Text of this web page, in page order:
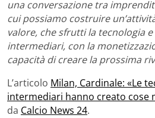
una conversazione tra
cui possiamo costruire
valore, che sfrutti la tecnologia e
intermediari, con la
capacità di creare la prossima
L’articolo Milan, Cardinale: «Le
intermediari hanno creato cose
da Calcio News 24.